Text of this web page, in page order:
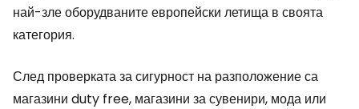
най-зле оборудваните европейски летища в своята
категория.
След проверката за сигурност на разположение са
магазини duty free, магазини за сувенири, мода или